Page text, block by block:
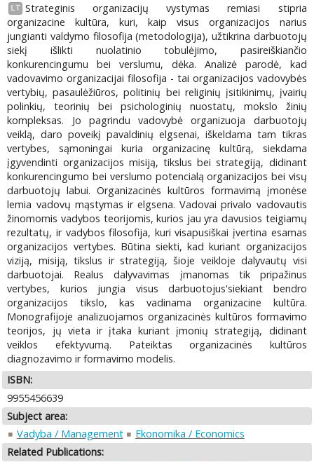
LT Strateginis organizacijų vystymas remiasi stipria
organizacine kultūra, kuri, kaip visus organizacijos narius
jungianti valdymo filosofija (metodologija), užtikrina darbuotojų
siekį išlikti nuolatinio tobulėjimo, pasireiškiančio
konkurencingumu bei verslumu, dėka. Analizė parodė, kad
vadovavimo organizacijai filosofija - tai organizacijos vadovybės
vertybių, pasaulėžiūros, politinių bei religinių įsitikinimų, įvairių
polinkių, teorinių bei psichologinių nuostatų, mokslo žinių
kompleksas. Jo pagrindu vadovybė organizuoja darbuotojų
veiklą, daro poveikį pavaldinių elgsenai, iškeldama tam tikras
vertybes, sąmoningai kuria organizacinę kultūrą, siekdama
įgyvendinti organizacijos misiją, tikslus bei strategiją, didinant
konkurencingumo bei verslumo potencialą organizacijos bei visų
darbuotojų labui. Organizacinės kultūros formavimą įmonėse
lemia vadovų mąstymas ir elgsena. Vadovai privalo vadovautis
žinomomis vadybos teorijomis, kurios jau yra davusios teigiamų
rezultatų, ir vadybos filosofija, kuri visapusiškai įvertina esamas
organizacijos vertybes. Būtina siekti, kad kuriant organizacijos
viziją, misiją, tikslus ir strategiją, šioje veikloje dalyvautų visi
darbuotojai. Realus dalyvavimas įmanomas tik pripažinus
vertybes, kurios jungia visus darbuotojus'siekiant bendro
organizacijos tikslo, kas vadinama organizacine kultūra.
Monografijoje analizuojamos organizacinės kultūros formavimo
teorijos, jų vieta ir įtaka kuriant įmonių strategiją, didinant
veiklos efektyvumą. Pateiktas organizacinės kultūros
diagnozavimo ir formavimo modelis.
ISBN:
9955456639
Subject area:
Vadyba / Management
Ekonomika / Economics
Related Publications: